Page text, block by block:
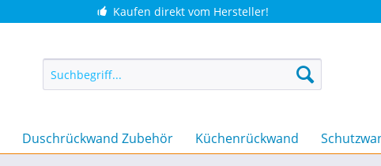
Kaufen direkt vom Hersteller!
Duschrückwand Zubehör Küchenrückwand